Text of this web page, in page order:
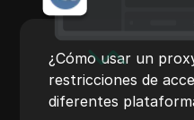
Shopify
Skrill
Snapchat
SoundCloud
¿Cómo usar un
restricciones de
diferentes